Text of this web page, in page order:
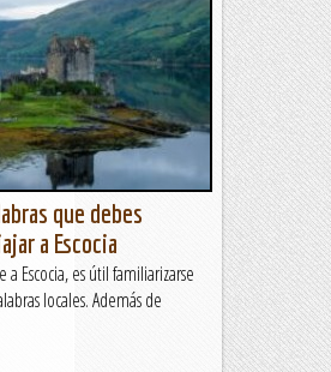
que debes
a Escocia
Escocia, es útil familiarizarse
locales. Además de